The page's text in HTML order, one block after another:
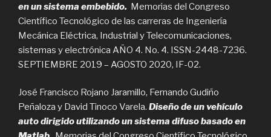
en un sistema embebido. Memorias del Congreso
Científico Tecnológico de las carreras de Ingeniería
Mecánica Eléctrica, Industrial y Telecomunicaciones,
sistemas y electrónica AÑO 4. No. 4. ISSN-2448-7236.
SEPTIEMBRE 2019 – AGOSTO 2020, IF-02.
José Francisco Rojano Jaramillo, Fernando Gudiño
Peñaloza y David Tinoco Varela. Diseño de un vehículo
auto dirigido utilizando un sistema difuso basado en